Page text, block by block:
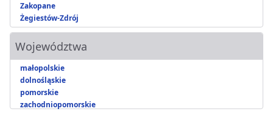
Zakopane
Żegiestów-Zdrój
Województwa
małopolskie
dolnośląskie
pomorskie
zachodniopomorskie